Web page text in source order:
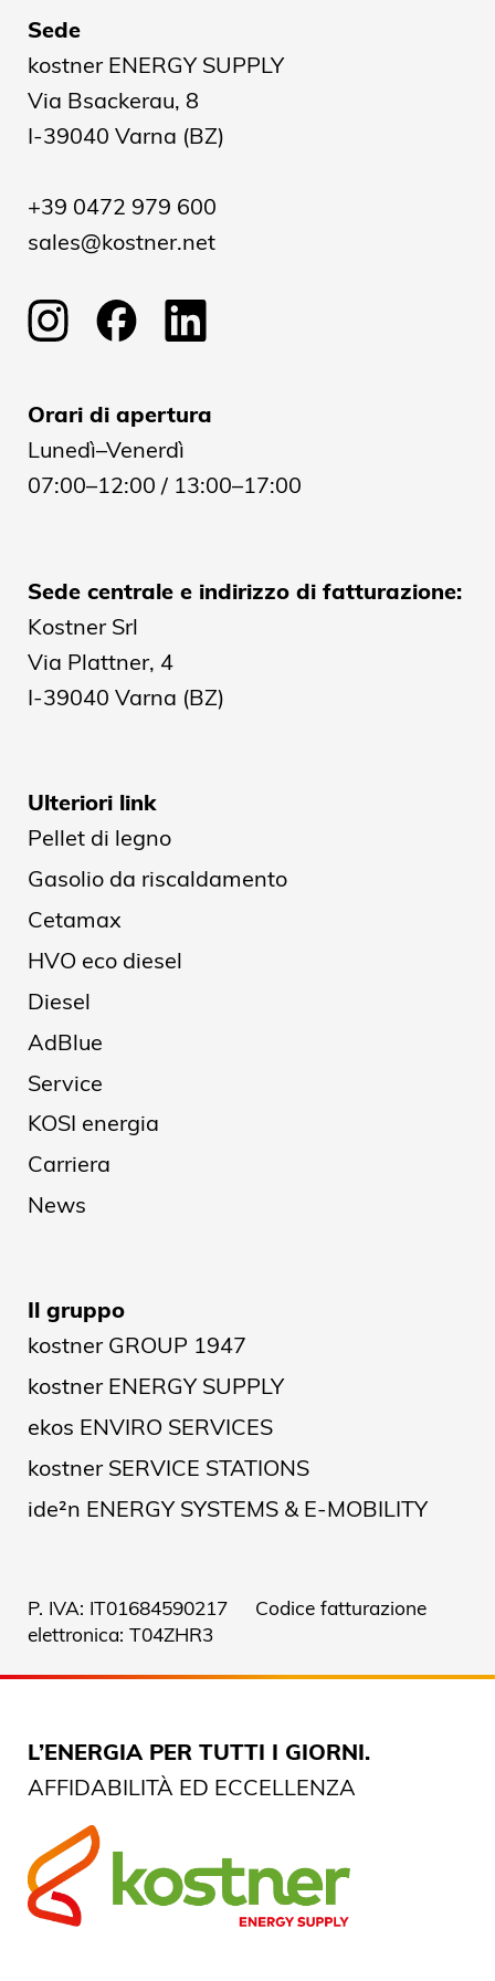
Sede
kostner ENERGY SUPPLY
Via Bsackerau, 8
I-39040 Varna (BZ)
+39 0472 979 600
sales@kostner.net
Orari di apertura
Lunedì–Venerdì
07:00–12:00 / 13:00–17:00
Sede centrale e indirizzo di fatturazione:
Kostner Srl
Via Plattner, 4
I-39040 Varna (BZ)
Ulteriori link
Pellet di legno
Gasolio da riscaldamento
Cetamax
HVO eco diesel
Diesel
AdBlue
Service
KOSI energia
Carriera
News
Il gruppo
kostner GROUP 1947
kostner ENERGY SUPPLY
ekos ENVIRO SERVICES
kostner SERVICE STATIONS
ide²n ENERGY SYSTEMS & E-MOBILITY
P. IVA: IT01684590217 Codice fatturazione
elettronica: T04ZHR3
L’ENERGIA PER TUTTI I GIORNI.
AFFIDABILITÀ ED ECCELLENZA